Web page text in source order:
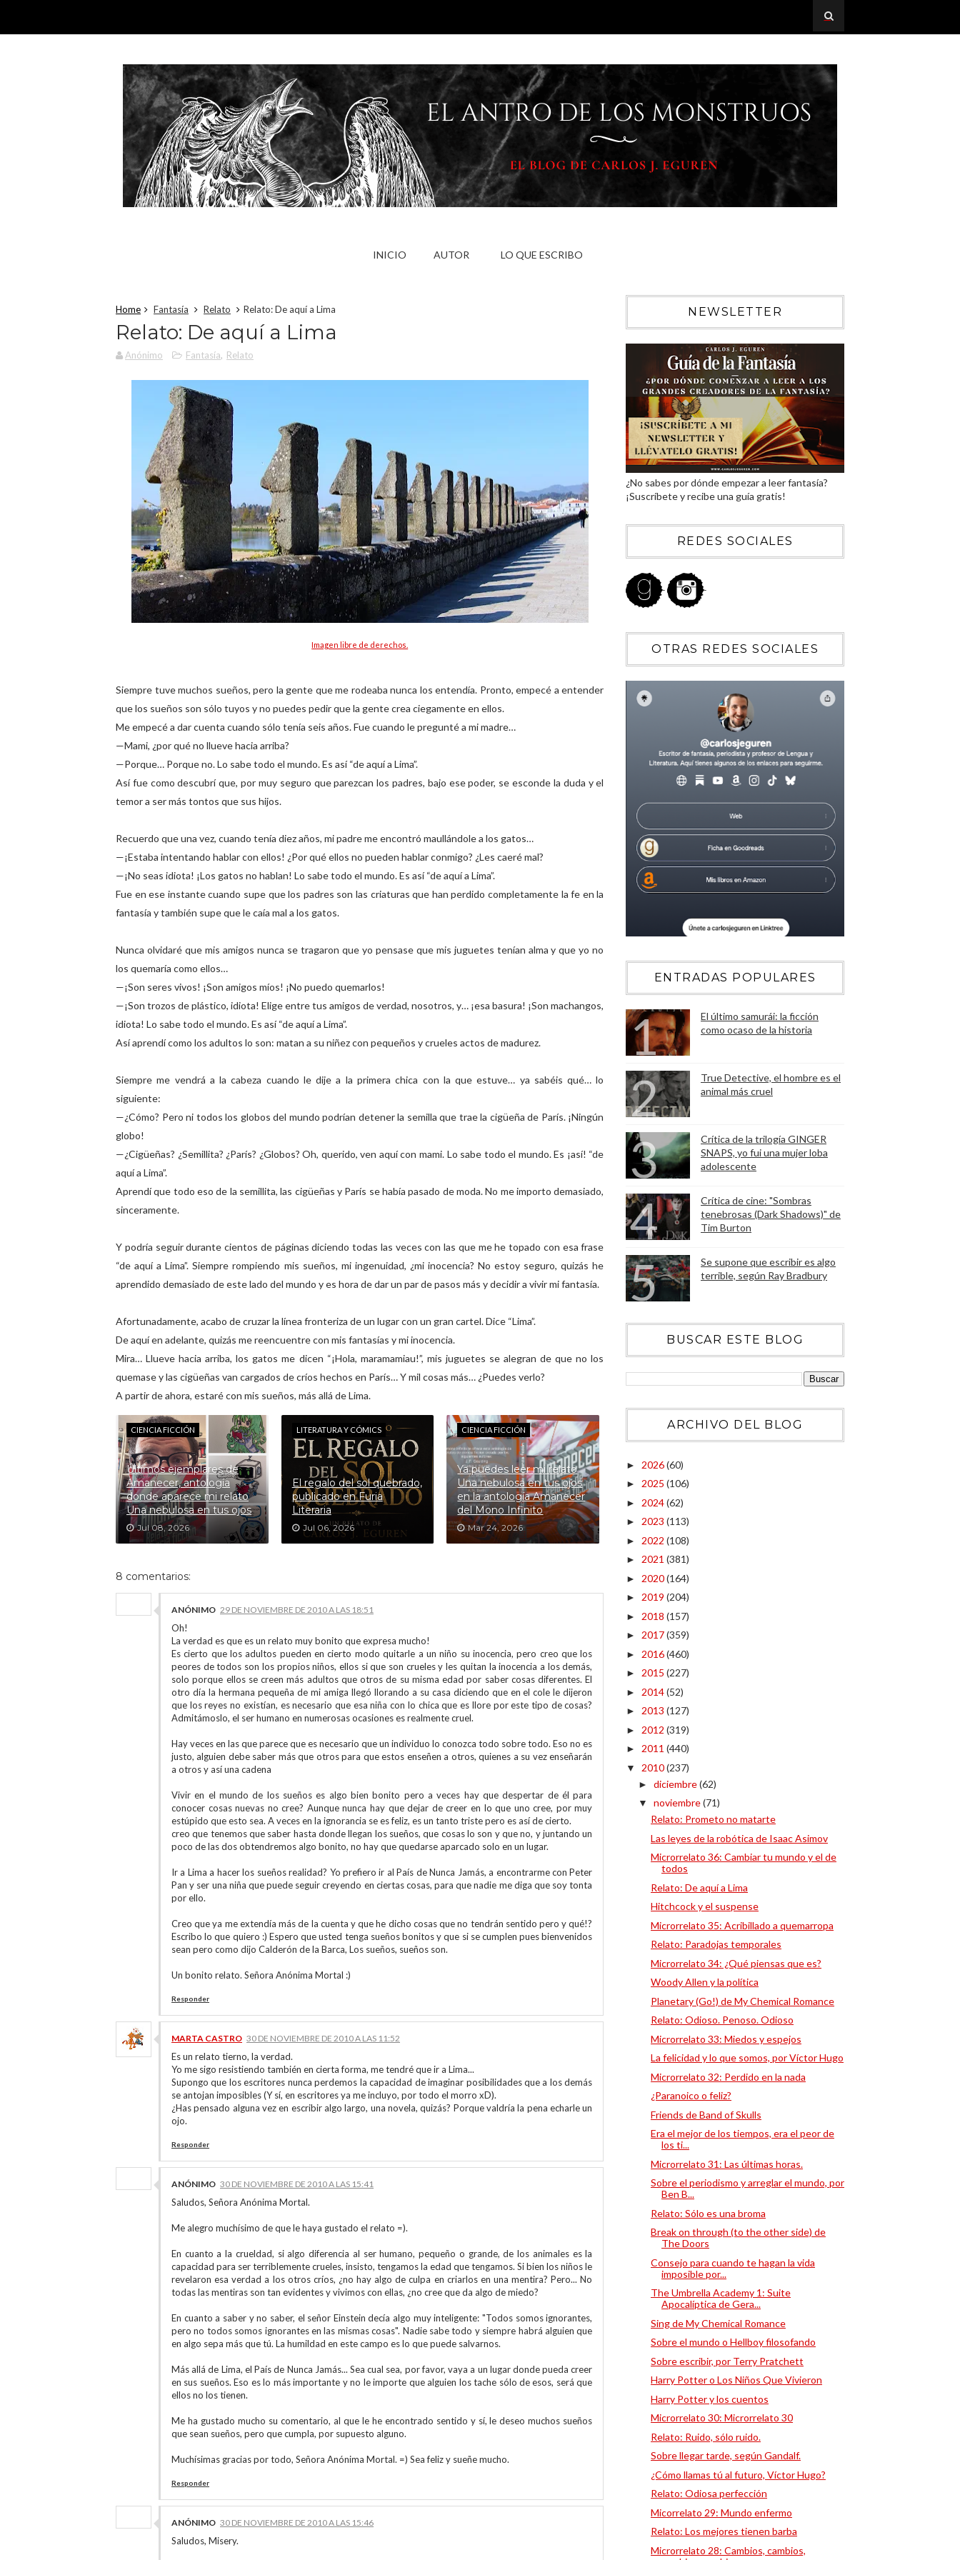
INICIO AUTOR LO QUE ESCRIBO
Home Fantasía Relato Relato: De aquí a Lima
Relato: De aquí a Lima
Anónimo Fantasía, Relato
Imagen libre de derechos.
Siempre tuve muchos sueños, pero la gente que me rodeaba nunca los entendía. Pronto, empecé a entender
que los sueños son sólo tuyos y no puedes pedir que la gente crea ciegamente en ellos.
Me empecé a dar cuenta cuando sólo tenía seis años. Fue cuando le pregunté a mi madre…
—Mami, ¿por qué no llueve hacia arriba?
—Porque… Porque no. Lo sabe todo el mundo. Es así “de aquí a Lima”.
Así fue como descubrí que, por muy seguro que parezcan los padres, bajo ese poder, se esconde la duda y el
temor a ser más tontos que sus hijos.
Recuerdo que una vez, cuando tenía diez años, mi padre me encontró maullándole a los gatos…
—¡Estaba intentando hablar con ellos! ¿Por qué ellos no pueden hablar conmigo? ¿Les caeré mal?
—¡No seas idiota! ¡Los gatos no hablan! Lo sabe todo el mundo. Es así “de aquí a Lima”.
Fue en ese instante cuando supe que los padres son las criaturas que han perdido completamente la fe en la
fantasía y también supe que le caía mal a los gatos.
Nunca olvidaré que mis amigos nunca se tragaron que yo pensase que mis juguetes tenían alma y que yo no
los quemaría como ellos…
—¡Son seres vivos! ¡Son amigos míos! ¡No puedo quemarlos!
—¡Son trozos de plástico, idiota! Elige entre tus amigos de verdad, nosotros, y… ¡esa basura! ¡Son machangos,
idiota! Lo sabe todo el mundo. Es así “de aquí a Lima”.
Así aprendí como los adultos lo son: matan a su niñez con pequeños y crueles actos de madurez.
Siempre me vendrá a la cabeza cuando le dije a la primera chica con la que estuve… ya sabéis qué… lo
siguiente:
—¿Cómo? Pero ni todos los globos del mundo podrían detener la semilla que trae la cigüeña de París. ¡Ningún
globo!
—¿Cigüeñas? ¿Semillita? ¿París? ¿Globos? Oh, querido, ven aquí con mami. Lo sabe todo el mundo. Es ¡así! “de
aquí a Lima”.
Aprendí que todo eso de la semillita, las cigüeñas y París se había pasado de moda. No me importo demasiado,
sinceramente.
Y podría seguir durante cientos de páginas diciendo todas las veces con las que me he topado con esa frase
“de aquí a Lima”. Siempre rompiendo mis sueños, mi ingenuidad, ¿mi inocencia? No estoy seguro, quizás he
aprendido demasiado de este lado del mundo y es hora de dar un par de pasos más y decidir a vivir mi fantasía.
Afortunadamente, acabo de cruzar la línea fronteriza de un lugar con un gran cartel. Dice “Lima”.
De aquí en adelante, quizás me reencuentre con mis fantasías y mi inocencia.
Mira… Llueve hacia arriba, los gatos me dicen “¡Hola, maramamiau!”, mis juguetes se alegran de que no los
quemase y las cigüeñas van cargados de críos hechos en París… Y mil cosas más… ¿Puedes verlo?
A partir de ahora, estaré con mis sueños, más allá de Lima.
CIENCIA FICCIÓN
Últimos ejemplares de
Amanecer, antología
donde aparece mi relato
Una nebulosa en tus ojos
Jul 08, 2026
LITERATURA Y CÓMICS
El regalo del sol quebrado,
publicado en Furia
Literaria
Jul 06, 2026
CIENCIA FICCIÓN
Ya puedes leer mi relato
Una nebulosa en tus ojos
en la antología Amanecer
del Mono Infinito
Mar 24, 2026
8 comentarios:
ANÓNIMO 29 DE NOVIEMBRE DE 2010 A LAS 18:51
Oh!
La verdad es que es un relato muy bonito que expresa mucho!
Es cierto que los adultos pueden en cierto modo quitarle a un niño su inocencia, pero creo que los
peores de todos son los propios niños, ellos si que son crueles y les quitan la inocencia a los demás,
solo porque ellos se creen más adultos que otros de su misma edad por saber cosas diferentes. El
otro día la hermana pequeña de mi amiga llegó llorando a su casa diciendo que en el cole le dijeron
que los reyes no existían, es necesario que esa niña con lo chica que es llore por este tipo de cosas?
Admitámoslo, el ser humano en numerosas ocasiones es realmente cruel.
Hay veces en las que parece que es necesario que un individuo lo conozca todo sobre todo. Eso no es
justo, alguien debe saber más que otros para que estos enseñen a otros, quienes a su vez enseñarán
a otros y así una cadena
Vivir en el mundo de los sueños es algo bien bonito pero a veces hay que despertar de él para
conocer cosas nuevas no cree? Aunque nunca hay que dejar de creer en lo que uno cree, por muy
estúpido que esto sea. A veces en la ignorancia se es feliz, es un tanto triste pero es así de cierto.
creo que tenemos que saber hasta donde llegan los sueños, que cosas lo son y que no, y juntando un
poco de las dos obtendremos algo bonito, no hay que quedarse aparcado solo en un lugar.
Ir a Lima a hacer los sueños realidad? Yo prefiero ir al País de Nunca Jamás, a encontrarme con Peter
Pan y ser una niña que puede seguir creyendo en ciertas cosas, para que nadie me diga que soy tonta
por ello.
Creo que ya me extendía más de la cuenta y que he dicho cosas que no tendrán sentido pero y qué!?
Escribo lo que quiero :) Espero que usted tenga sueños bonitos y que si se cumplen pues bienvenidos
sean pero como dijo Calderón de la Barca, Los sueños, sueños son.
Un bonito relato. Señora Anónima Mortal :)
Responder
MARTA CASTRO 30 DE NOVIEMBRE DE 2010 A LAS 11:52
Es un relato tierno, la verdad.
Yo me sigo resistiendo también en cierta forma, me tendré que ir a Lima...
Supongo que los escritores nunca perdemos la capacidad de imaginar posibilidades que a los demás
se antojan imposibles (Y sí, en escritores ya me incluyo, por todo el morro xD).
¿Has pensado alguna vez en escribir algo largo, una novela, quizás? Porque valdría la pena echarle un
ojo.
Responder
ANÓNIMO 30 DE NOVIEMBRE DE 2010 A LAS 15:41
Saludos, Señora Anónima Mortal.
Me alegro muchísimo de que le haya gustado el relato =).
En cuanto a la crueldad, si algo diferencia al ser humano, pequeño o grande, de los animales es la
capacidad para ser terriblemente crueles, insisto, tengamos la edad que tengamos. Si bien los niños le
revelaron esa verdad a los otros críos, ¿no hay algo de culpa en criarlos en una mentira? Pero... No
todas las mentiras son tan evidentes y vivimos con ellas, ¿no cree que da algo de miedo?
En cuanto a saber y no saber, el señor Einstein decía algo muy inteligente: "Todos somos ignorantes,
pero no todos somos ignorantes en las mismas cosas". Nadie sabe todo y siempre habrá alguien que
en algo sepa más que tú. La humildad en este campo es lo que puede salvarnos.
Más allá de Lima, el País de Nunca Jamás... Sea cual sea, por favor, vaya a un lugar donde pueda creer
en sus sueños. Eso es lo más importante y no le importe que alguien los tache sólo de esos, será que
ellos no los tienen.
Me ha gustado mucho su comentario, al que le he encontrado sentido y sí, le deseo muchos sueños
que sean sueños, pero que cumpla, por supuesto alguno.
Muchísimas gracias por todo, Señora Anónima Mortal. =) Sea feliz y sueñe mucho.
Responder
ANÓNIMO 30 DE NOVIEMBRE DE 2010 A LAS 15:46
Saludos, Misery.
NEWSLETTER
¿No sabes por dónde empezar a leer fantasía?
¡Suscríbete y recibe una guía gratis!
REDES SOCIALES
OTRAS REDES SOCIALES
ENTRADAS POPULARES
El último samurái: la ficción
como ocaso de la historia
True Detective, el hombre es el
animal más cruel
Crítica de la trilogía GINGER
SNAPS, yo fui una mujer loba
adolescente
Crítica de cine: "Sombras
tenebrosas (Dark Shadows)" de
Tim Burton
Se supone que escribir es algo
terrible, según Ray Bradbury
BUSCAR ESTE BLOG
ARCHIVO DEL BLOG
► 2026(60)
► 2025 (106)
► 2024(62)
► 2023 (113)
► 2022 (108)
► 2021 (381)
► 2020(164)
► 2019 (204)
► 2018 (157)
► 2017(359)
► 2016(460)
► 2015 (227)
► 2014(52)
► 2013 (127)
► 2012 (319)
► 2011 (440)
▼ 2010(237)
► diciembre(62)
▼ noviembre(71)
Relato: Prometo no matarte
Las leyes de la robótica de Isaac Asimov
Microrrelato 36: Cambiar tu mundo y el de
todos
Relato: De aquí a Lima
Hitchcock y el suspense
Microrrelato 35: Acribillado a quemarropa
Relato: Paradojas temporales
Microrrelato 34: ¿Qué piensas que es?
Woody Allen y la política
Planetary (Go!) de My Chemical Romance
Relato: Odioso. Penoso. Odioso
Microrrelato 33: Miedos y espejos
La felicidad y lo que somos, por Víctor Hugo
Microrrelato 32: Perdido en la nada
¿Paranoico o feliz?
Friends de Band of Skulls
Era el mejor de los tiempos, era el peor de
los ti...
Microrrelato 31: Las últimas horas.
Sobre el periodismo y arreglar el mundo, por
Ben B...
Relato: Sólo es una broma
Break on through (to the other side) de
The Doors
Consejo para cuando te hagan la vida
imposible por...
The Umbrella Academy 1: Suite
Apocalíptica de Gera...
Sing de My Chemical Romance
Sobre el mundo o Hellboy filosofando
Sobre escribir, por Terry Pratchett
Harry Potter o Los Niños Que Vivieron
Harry Potter y los cuentos
Microrrelato 30: Microrrelato 30
Relato: Ruido, sólo ruido.
Sobre llegar tarde, según Gandalf.
¿Cómo llamas tú al futuro, Víctor Hugo?
Relato: Odiosa perfección
Micorrelato 29: Mundo enfermo
Relato: Los mejores tienen barba
Microrrelato 28: Cambios, cambios,